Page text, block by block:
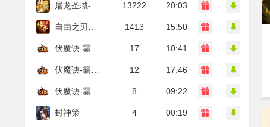
13222 20:03
1413 15:50
17 10:41
12 17:46
8 09:22
封神策 4 00:19